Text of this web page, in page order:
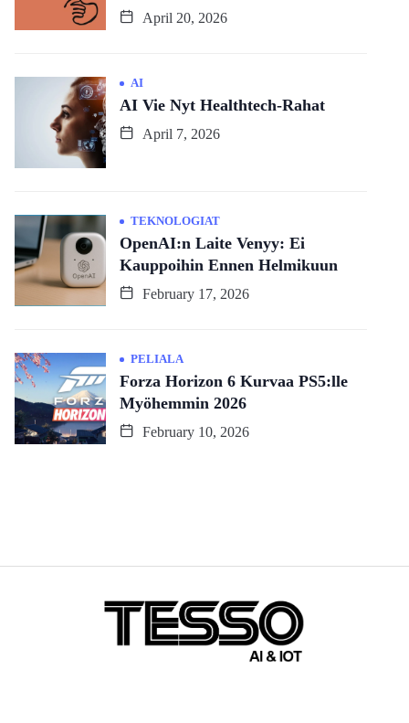
April 20, 2026
AI
AI Vie Nyt Healthtech-Rahat
April 7, 2026
TEKNOLOGIAT
OpenAI:n Laite Venyy: Ei
Kauppoihin Ennen Helmikuun
February 17, 2026
PELIALA
Forza Horizon 6 Kurvaa PS5:lle
Myöhemmin 2026
February 10, 2026